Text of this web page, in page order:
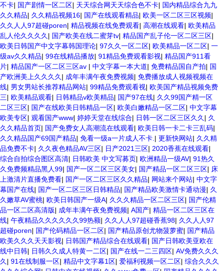
不卡| 国产剧情一区二区| 天天综合网天天综合色不卡| 国内精品综合九九
久久精品| 久久精品视频16| 国产在线观看精品| 欧美一区二区三区视频|
久久人人97超碰poren| 精品视频在线免费观看| 高潮在线观看| 欧美精品
乱人伦久久久久 | 国产欧美在线二蜜芽tv| 精品国产乱子伦一区二区三区|
欧美日韩国产中文字幕韩国理论| 97久久一区二区| 欧美精品一区二区| 一
级av久久精品| 99在线精品播放| 91精品免费观看影视| 精品国产911看
片| 精品国产一区二区三区av | 中文字幕一本大道| 免费精品国自产拍| 国
产欧洲美上久久久久 | 成年丰满午夜免费视频| 免费播放成人视频视频在
线| 男女男站长推荐精品网站| 99精品免费观看视| 欧美国产精品视频免费
三| 欧美精品观看| 日韩精品v欧美精品| 国产97在线| 久久99国产精一区
二区三区| 国产在线欧美日韩精品一区| 欧美白嫩精品一区二区| 中文字幕
欧美专区| 观看国产www| 婷婷天堂在线综合| 日韩一区二区三区久久 | 久
久久精品首页| 国产免费女人高潮流在线观看| 欧美日韩一卡二卡三乱码|
久久精品国产69国产精品| 免看一级a一片成人不卡. | 更新快网站| 久久精
品免费不卡| 久久夜色精品AV三区| 日产2021三区| 2020香蕉在线观看|
综合自拍综合图区高清| 日韩欧美 中文写募页| 欧洲精品一级AV| 91热久
久免费频精品黑人99| 国产一区二区三区美女| 国产精品一区二区三区| 床
上激清片直播免费看| 国产一区二区三区久久精品| 网站来个网站| 中文字
幕国产在线| 国产一区二区三区日韩精品| 国产精品欧美激情卡通动漫| 久
久嫩草AV蜜桃| 欧美日韩国产一级A| 久久久精品一区二区三区| 国产伦精
品一区二区高清版| 成年丰满午夜免费视频| A国产| 精品一区二区三区在
线| 午夜精品久久久久久久99热额| 久久人人97超碰香蕉98| 久久人人97
超碰poren| 国产伦码精品一区二区| 国产精品原创尤物菠萝蜜| 国产精品
欧美久久久天天影视| 日韩国产精品综合在线观看| 国产日韩欧美亚欧在
线中日韩| 日韩久久成人特黄一二区| 国产在线一二三四区| AV免费久久久
久 | 91在线制服一区| 精品中文字幕1区| 爱福利视频一区二区| 综合久久久